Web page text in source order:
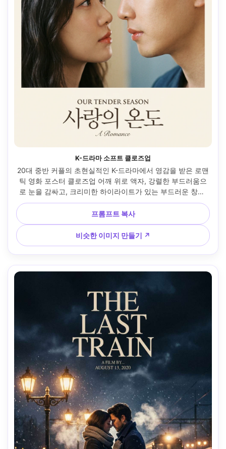
K-드라마 소프트 클로즈업
20대 중반 커플의 초현실적인 K-드라마에서 영감을 받은 로맨
틱 영화 포스터 클로즈업 어깨 위로 액자, 강렬한 부드러움으
로 눈을 감싸고, 크리미한 하이라이트가 있는 부드러운 창문
조명, 타이틀 공간을 위한 부드러운 그라데이션이 있는 미니멀
한 배경, 자연스러운 메이크업, 광택 있는 입술, 깔끔한 스타일
링 헤어, 부드러운 피부 질감과 사실적인 모공, 85mm f/1.4로
촬영, 얕은 피사계 깊이, 미묘한 필름 그레인, 프리미엄 시네마
틱 포스터 색상 등급 --ar 4:5
프롬프트 복사
비슷한 이미지 만들기 ↗